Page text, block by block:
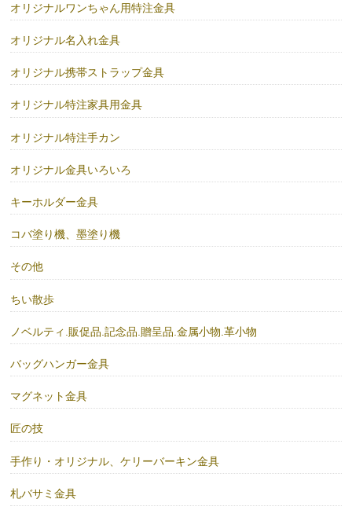
オリジナルワンちゃん用特注金具
オリジナル名入れ金具
オリジナル携帯ストラップ金具
オリジナル特注家具用金具
オリジナル特注手カン
オリジナル金具いろいろ
キーホルダー金具
コバ塗り機、墨塗り機
その他
ちい散歩
ノベルティ.販促品.記念品.贈呈品.金属小物.革小物
バッグハンガー金具
マグネット金具
匠の技
手作り・オリジナル、ケリーバーキン金具
札バサミ金具